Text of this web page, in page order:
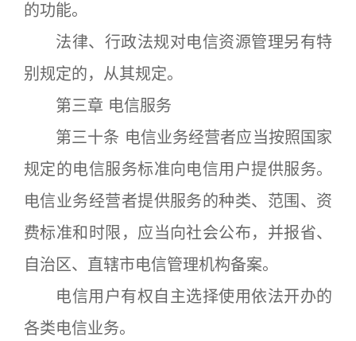
的功能。
法律、行政法规对电信资源管理另有特
别规定的，从其规定。
第三章 电信服务
第三十条 电信业务经营者应当按照国家
规定的电信服务标准向电信用户提供服务。
电信业务经营者提供服务的种类、范围、资
费标准和时限，应当向社会公布，并报省、
自治区、直辖市电信管理机构备案。
电信用户有权自主选择使用依法开办的
各类电信业务。